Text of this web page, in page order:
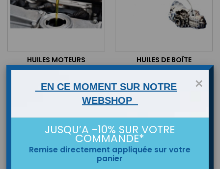
HUILES MOTEURS HUILES DE BOÎTE
×
EN CE MOMENT SUR NOTRE
WEBSHOP
JUSQU’A -10% SUR VOTRE
COMMANDE*
Remise directement appliquée sur votre
panier